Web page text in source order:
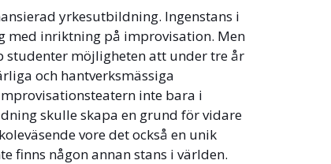
yrkesutbildning. Ingenstans i
med inriktning på improvisation. Men
studenter möjligheten att under tre år
och hantverksmässiga
inte bara i
skulle skapa en grund för vidare
vore det också en unik
finns någon annan stans i världen.